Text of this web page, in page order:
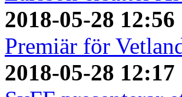
2018-05-28 12:56
Premiär för
2018-05-28 12:17